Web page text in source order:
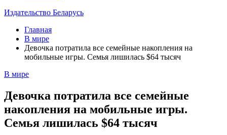
Издательство Беларусь
Главная
В мире
Девочка потратила все семейные накопления на
мобильные игры. Семья лишилась $64 тысяч
В мире
Девочка потратила все семейные
накопления на мобильные игры.
Семья лишилась $64 тысяч